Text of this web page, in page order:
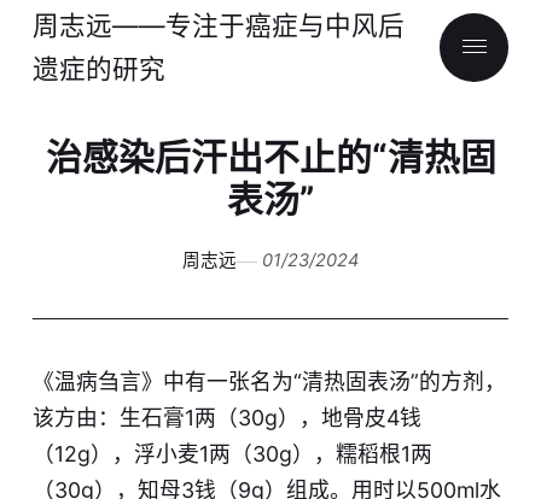
周志远——专注于癌症与中风后
遗症的研究
治感染后汗出不止的“清热固
表汤”
周志远 01/23/2024
《温病刍言》中有一张名为“清热固表汤”的方剂，
该方由：生石膏1两（30g），地骨皮4钱
（12g），浮小麦1两（30g），糯稻根1两
（30g），知母3钱（9g）组成。用时以500ml水